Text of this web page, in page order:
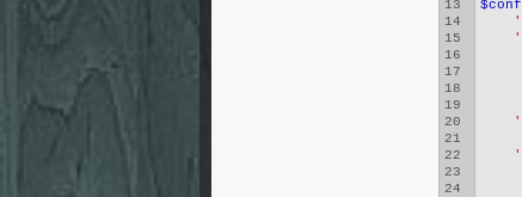
13
14
15
16
17
18
19
20
21
22
23
24